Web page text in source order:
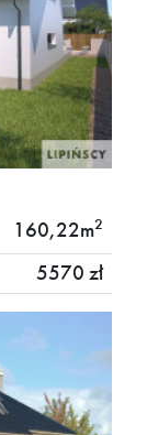
160,22m2
5570 zł